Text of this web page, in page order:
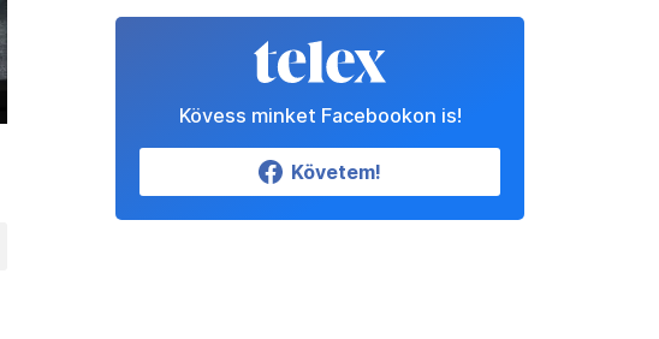
Kövess minket Facebookon is!
Követem!